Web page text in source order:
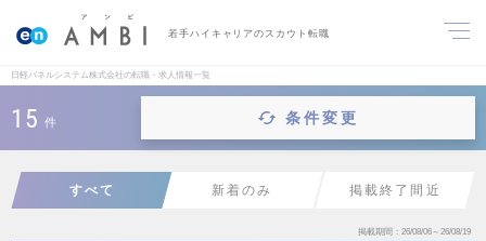
若手ハイキャリアのスカウト転職
日軽パネルシステム株式会社の転職・求人情報一覧
15 件 条件変更
すべて 新着のみ 掲載終了間近
掲載期間 26/08/06～26/08/19